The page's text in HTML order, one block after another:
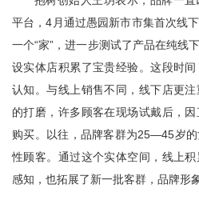
平台，4月通过愚园新市市集首次线
一个“家”，进一步测试了产品在纯线
设实体店积累了宝贵经验。这段时
认知。与线上销售不同，线下店更
的打磨，许多顾客在现场试戴后，
购买。以往，品牌客群为25—45岁
性顾客。通过这个实体空间，线上
感知，也拓展了新一批客群，品牌形